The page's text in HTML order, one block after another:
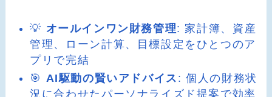
💡 オールインワン財務管理: 家計簿、資産
管理、ローン計算、目標設定をひとつのア
プリで完結
🎯 AI駆動の賢いアドバイス : 個人の財務状
況に合わせたパーソナライズド提案で効率